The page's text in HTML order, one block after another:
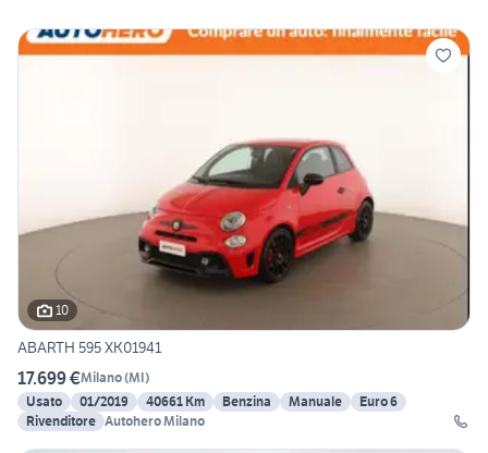
10
ABARTH 595 XK01941
17.699 €Milano(MI)
Usato
01/2019 40661 Km Benzina Manuale
Euro 6
Rivenditore Autohero Milano